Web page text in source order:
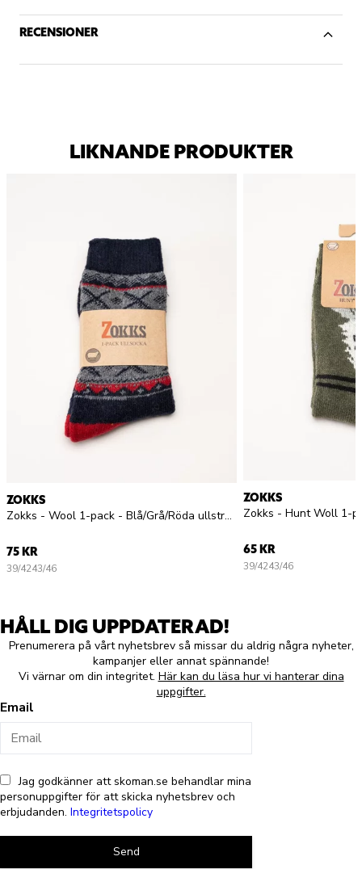
RECENSIONER
LIKNANDE PRODUKTER
ZOKKS
Zokks - Wool 1-pack - Blå/Grå/Röda ullstrumpor
75 KR
39/4243/46
ZOKKS
65 KR
39/4243/46
HÅLL DIG UPPDATERAD!
Prenumerera på vårt nyhetsbrev så missar du aldrig några nyheter,
kampanjer eller annat spännande!
Vi värnar om din integritet. Här kan du läsa hur vi hanterar dina
uppgifter.
Email
Jag godkänner att skoman.se behandlar mina
personuppgifter för att skicka nyhetsbrev och
erbjudanden. Integritetspolicy
Send